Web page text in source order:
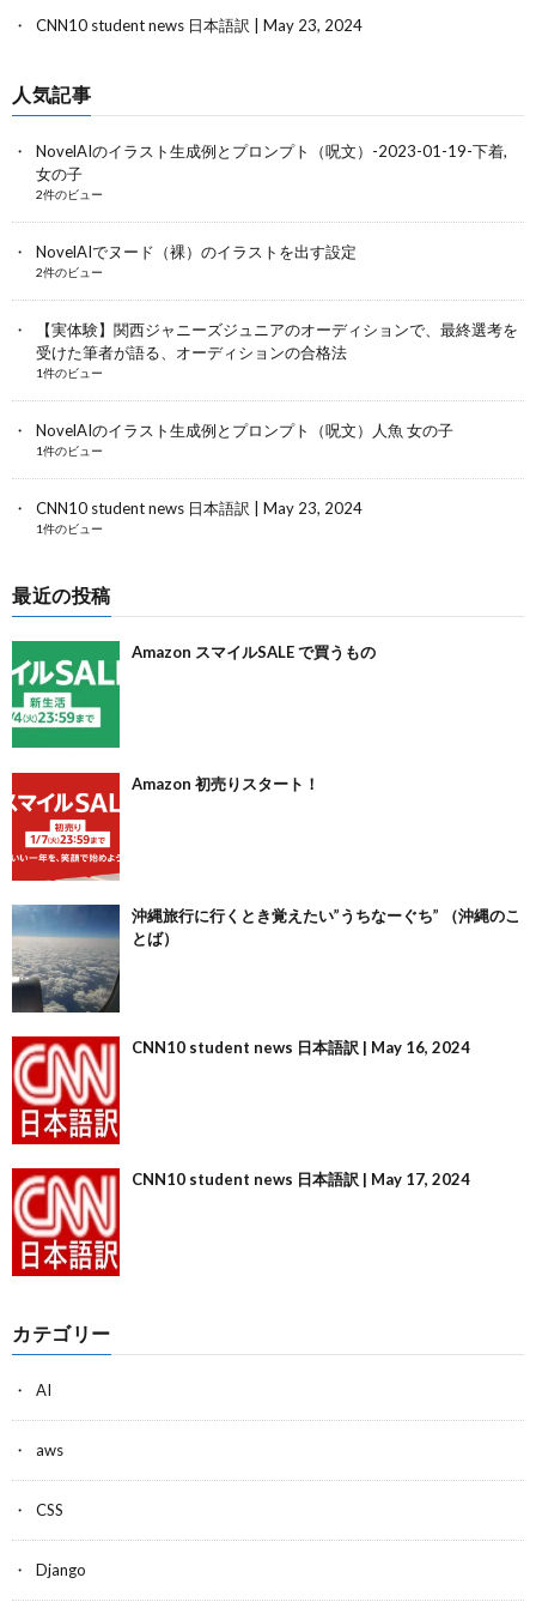
CNN10 student news 日本語訳 | May 23, 2024
人気記事
NovelAIのイラスト生成例とプロンプト（呪文）-2023-01-19-下着,
女の子
2件のビュー
NovelAIでヌード（裸）のイラストを出す設定
2件のビュー
【実体験】関西ジャニーズジュニアのオーディションで、最終選考を
受けた筆者が語る、オーディションの合格法
1件のビュー
NovelAIのイラスト生成例とプロンプト（呪文）人魚 女の子
1件のビュー
CNN10 student news 日本語訳 | May 23, 2024
1件のビュー
最近の投稿
Amazon スマイルSALE で買うもの
Amazon 初売りスタート！
沖縄旅行に行くとき覚えたい”うちなーぐち” （沖縄のこ
とば）
CNN10 student news 日本語訳 | May 16, 2024
CNN10 student news 日本語訳 | May 17, 2024
カテゴリー
AI
aws
CSS
Django